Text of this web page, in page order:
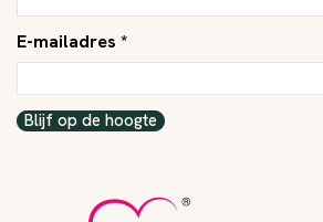
E-mailadres *
Blijf op de hoogte